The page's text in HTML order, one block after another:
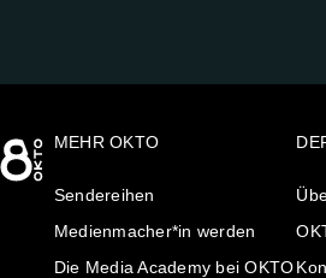
MEHR OKTO
Sendereihen
Medienmacher*in werden
Die Media Academy bei OKTO